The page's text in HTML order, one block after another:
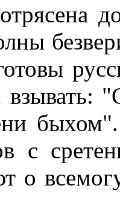
взывать:
с
о